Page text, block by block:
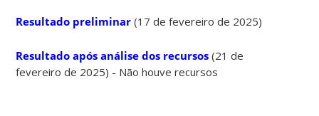
Resultado preliminar (17 de fevereiro de 2025)
Resultado após análise dos recursos (21 de
fevereiro de 2025) - Não houve recursos